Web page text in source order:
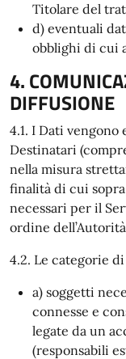
Titolare del
d) eventuali
obblighi di cui
4.
DIFFUSIONE
4.1. I Dati
Destinatari
nella misura
finalità di cui
necessari per il
ordine
4.2. Le categorie
a) soggetti
connesse e
legate da un
(responsabili